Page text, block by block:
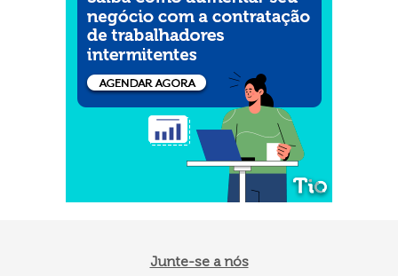
Junte-se a nós